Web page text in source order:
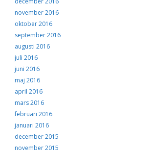
november 2016
oktober 2016
september 2016
augusti 2016
juli 2016
juni 2016
maj 2016
april 2016
mars 2016
februari 2016
januari 2016
december 2015
november 2015